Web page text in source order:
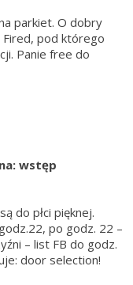
parkiet. O dobry
pod którego
Panie free do
wstęp
do płci pięknej.
po godz. 22 –
– list FB do godz.
door selection!